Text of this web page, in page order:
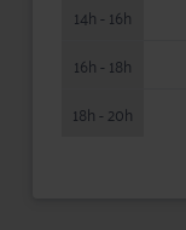
14h - 16h
16h - 18h
18h - 20h